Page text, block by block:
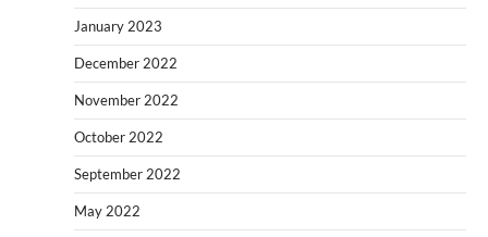
January 2023
December 2022
November 2022
October 2022
September 2022
May 2022